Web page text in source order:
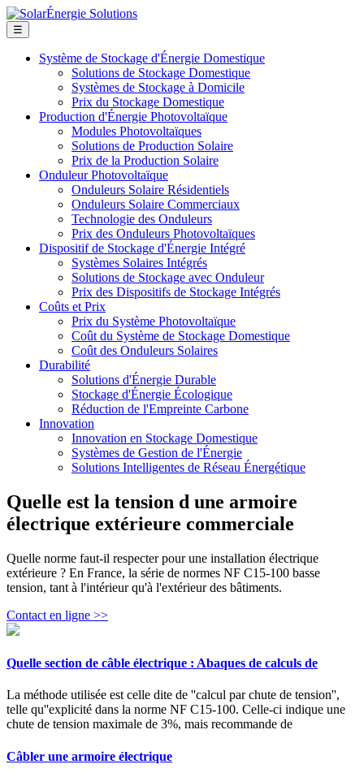
☰
Système de Stockage d'Énergie Domestique
Solutions de Stockage Domestique
Systèmes de Stockage à Domicile
Prix du Stockage Domestique
Production d'Énergie Photovoltaïque
Modules Photovoltaïques
Solutions de Production Solaire
Prix de la Production Solaire
Onduleur Photovoltaïque
Onduleurs Solaire Résidentiels
Onduleurs Solaire Commerciaux
Technologie des Onduleurs
Prix des Onduleurs Photovoltaïques
Dispositif de Stockage d'Énergie Intégré
Systèmes Solaires Intégrés
Solutions de Stockage avec Onduleur
Prix des Dispositifs de Stockage Intégrés
Coûts et Prix
Prix du Système Photovoltaïque
Coût du Système de Stockage Domestique
Coût des Onduleurs Solaires
Durabilité
Solutions d'Énergie Durable
Stockage d'Énergie Écologique
Réduction de l'Empreinte Carbone
Innovation
Innovation en Stockage Domestique
Systèmes de Gestion de l'Énergie
Solutions Intelligentes de Réseau Énergétique
Quelle est la tension d une armoire
électrique extérieure commerciale
Quelle norme faut-il respecter pour une installation électrique
extérieure ? En France, la série de normes NF C15-100 basse
tension, tant à l'intérieur qu'à l'extérieur des bâtiments.
Contact en ligne >>
Quelle section de câble électrique : Abaques de calculs de
La méthode utilisée est celle dite de ''calcul par chute de tension'',
telle qu''explicité dans la norme NF C15-100. Celle-ci indique une
chute de tension maximale de 3%, mais recommande de
Câbler une armoire électrique